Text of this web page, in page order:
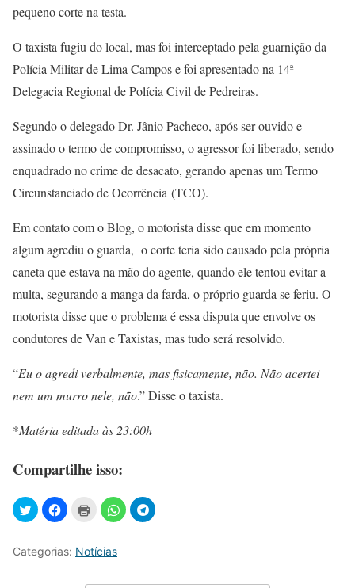
pequeno corte na testa.
O taxista fugiu do local, mas foi interceptado pela guarnição da
Polícia Militar de Lima Campos e foi apresentado na 14ª
Delegacia Regional de Polícia Civil de Pedreiras.
Segundo o delegado Dr. Jânio Pacheco, após ser ouvido e
assinado o termo de compromisso, o agressor foi liberado, sendo
enquadrado no crime de desacato, gerando apenas um Termo
Circunstanciado de Ocorrência (TCO).
Em contato com o Blog, o motorista disse que em momento
algum agrediu o guarda, o corte teria sido causado pela própria
caneta que estava na mão do agente, quando ele tentou evitar a
multa, segurando a manga da farda, o próprio guarda se feriu. O
motorista disse que o problema é essa disputa que envolve os
condutores de Van e Taxistas, mas tudo será resolvido.
“Eu o agredi verbalmente, mas fisicamente, não. Não acertei
nem um murro nele, não.”Disse o taxista.
*Matéria editada às 23:00h
Compartilhe isso:
Categorias: Notícias